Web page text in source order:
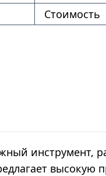
Стоимость
инструмент,
высокую